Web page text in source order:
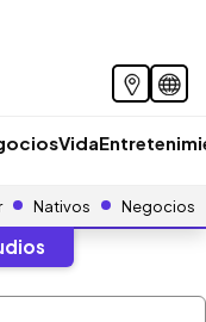
Vida
Nativos Negocios